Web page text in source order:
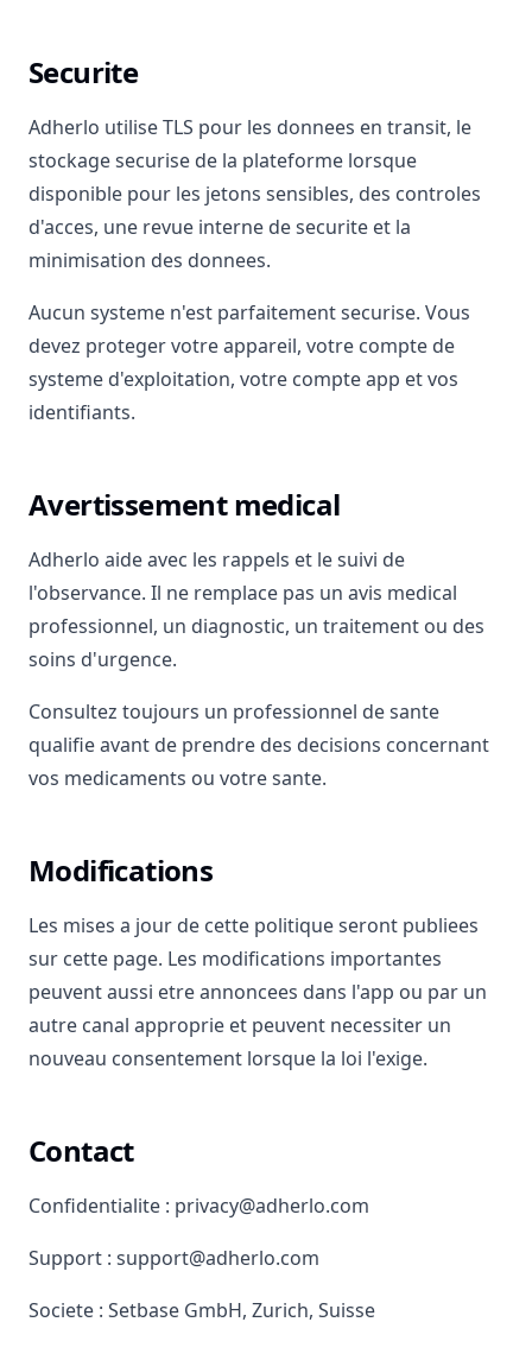
Securite
Adherlo utilise TLS pour les donnees en transit, le
stockage securise de la plateforme lorsque
disponible pour les jetons sensibles, des controles
d'acces, une revue interne de securite et la
minimisation des donnees.
Aucun systeme n'est parfaitement securise. Vous
devez proteger votre appareil, votre compte de
systeme d'exploitation, votre compte app et vos
identifiants.
Avertissement medical
Adherlo aide avec les rappels et le suivi de
l'observance. Il ne remplace pas un avis medical
professionnel, un diagnostic, un traitement ou des
soins d'urgence.
Consultez toujours un professionnel de sante
qualifie avant de prendre des decisions concernant
vos medicaments ou votre sante.
Modifications
Les mises a jour de cette politique seront publiees
sur cette page. Les modifications importantes
peuvent aussi etre annoncees dans l'app ou par un
autre canal approprie et peuvent necessiter un
nouveau consentement lorsque la loi l'exige.
Contact
Confidentialite : privacy@adherlo.com
Support : support@adherlo.com
Societe : Setbase GmbH, Zurich, Suisse